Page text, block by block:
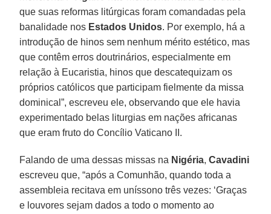
que suas reformas litúrgicas foram comandadas pela
banalidade nos Estados Unidos. Por exemplo, há a
introdução de hinos sem nenhum mérito estético, mas
que contêm erros doutrinários, especialmente em
relação à Eucaristia, hinos que descatequizam os
próprios católicos que participam fielmente da missa
dominical”, escreveu ele, observando que ele havia
experimentado belas liturgias em nações africanas
que eram fruto do Concílio Vaticano II.
Falando de uma dessas missas na Nigéria,Cavadini
escreveu que, “após a Comunhão, quando toda a
assembleia recitava em uníssono três vezes: ‘Graças
e louvores sejam dados a todo o momento ao